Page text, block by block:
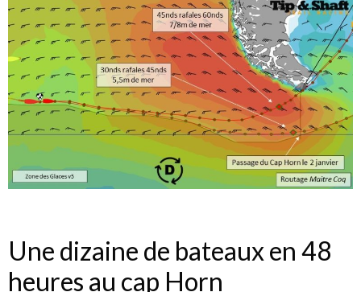
Une dizaine de bateaux en 48
heures au cap Horn